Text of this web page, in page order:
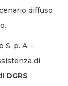
diffuso
S. p. A. -
di
DGRS